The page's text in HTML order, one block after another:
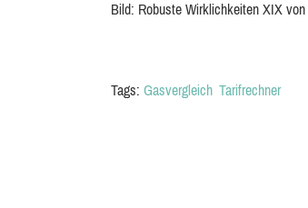
Bild: Robuste Wirklichkeiten XIX von
Tags: Gasvergleich Tarifrechner